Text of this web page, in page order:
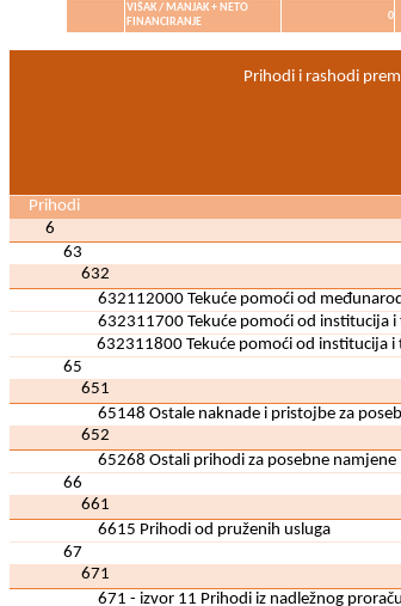
VIŠAK / MANJAK + NETO
FINANCIRANJE
0
Prihodi i rashodi
Prihodi
6
63
632
632112000 Tekuće pomoći od
632311700 Tekuće pomoći od institucija i
632311800 Tekuće pomoći od institucija
65
651
65148 Ostale naknade i pristojbe za
652
65268 Ostali prihodi za posebne namjene
66
661
6615 Prihodi od pruženih usluga
67
671
671 - izvor 11 Prihodi iz nadležnog